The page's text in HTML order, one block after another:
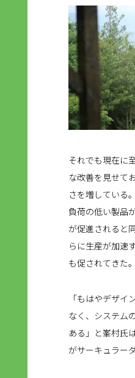
それでも現在に
な改善を見せて
さを増している
負荷の低い製品
が促進されると
らに生産が加速
も促されてきた。
「もはやデザイ
なく、システム
ある」と峯村氏
がサーキュラー